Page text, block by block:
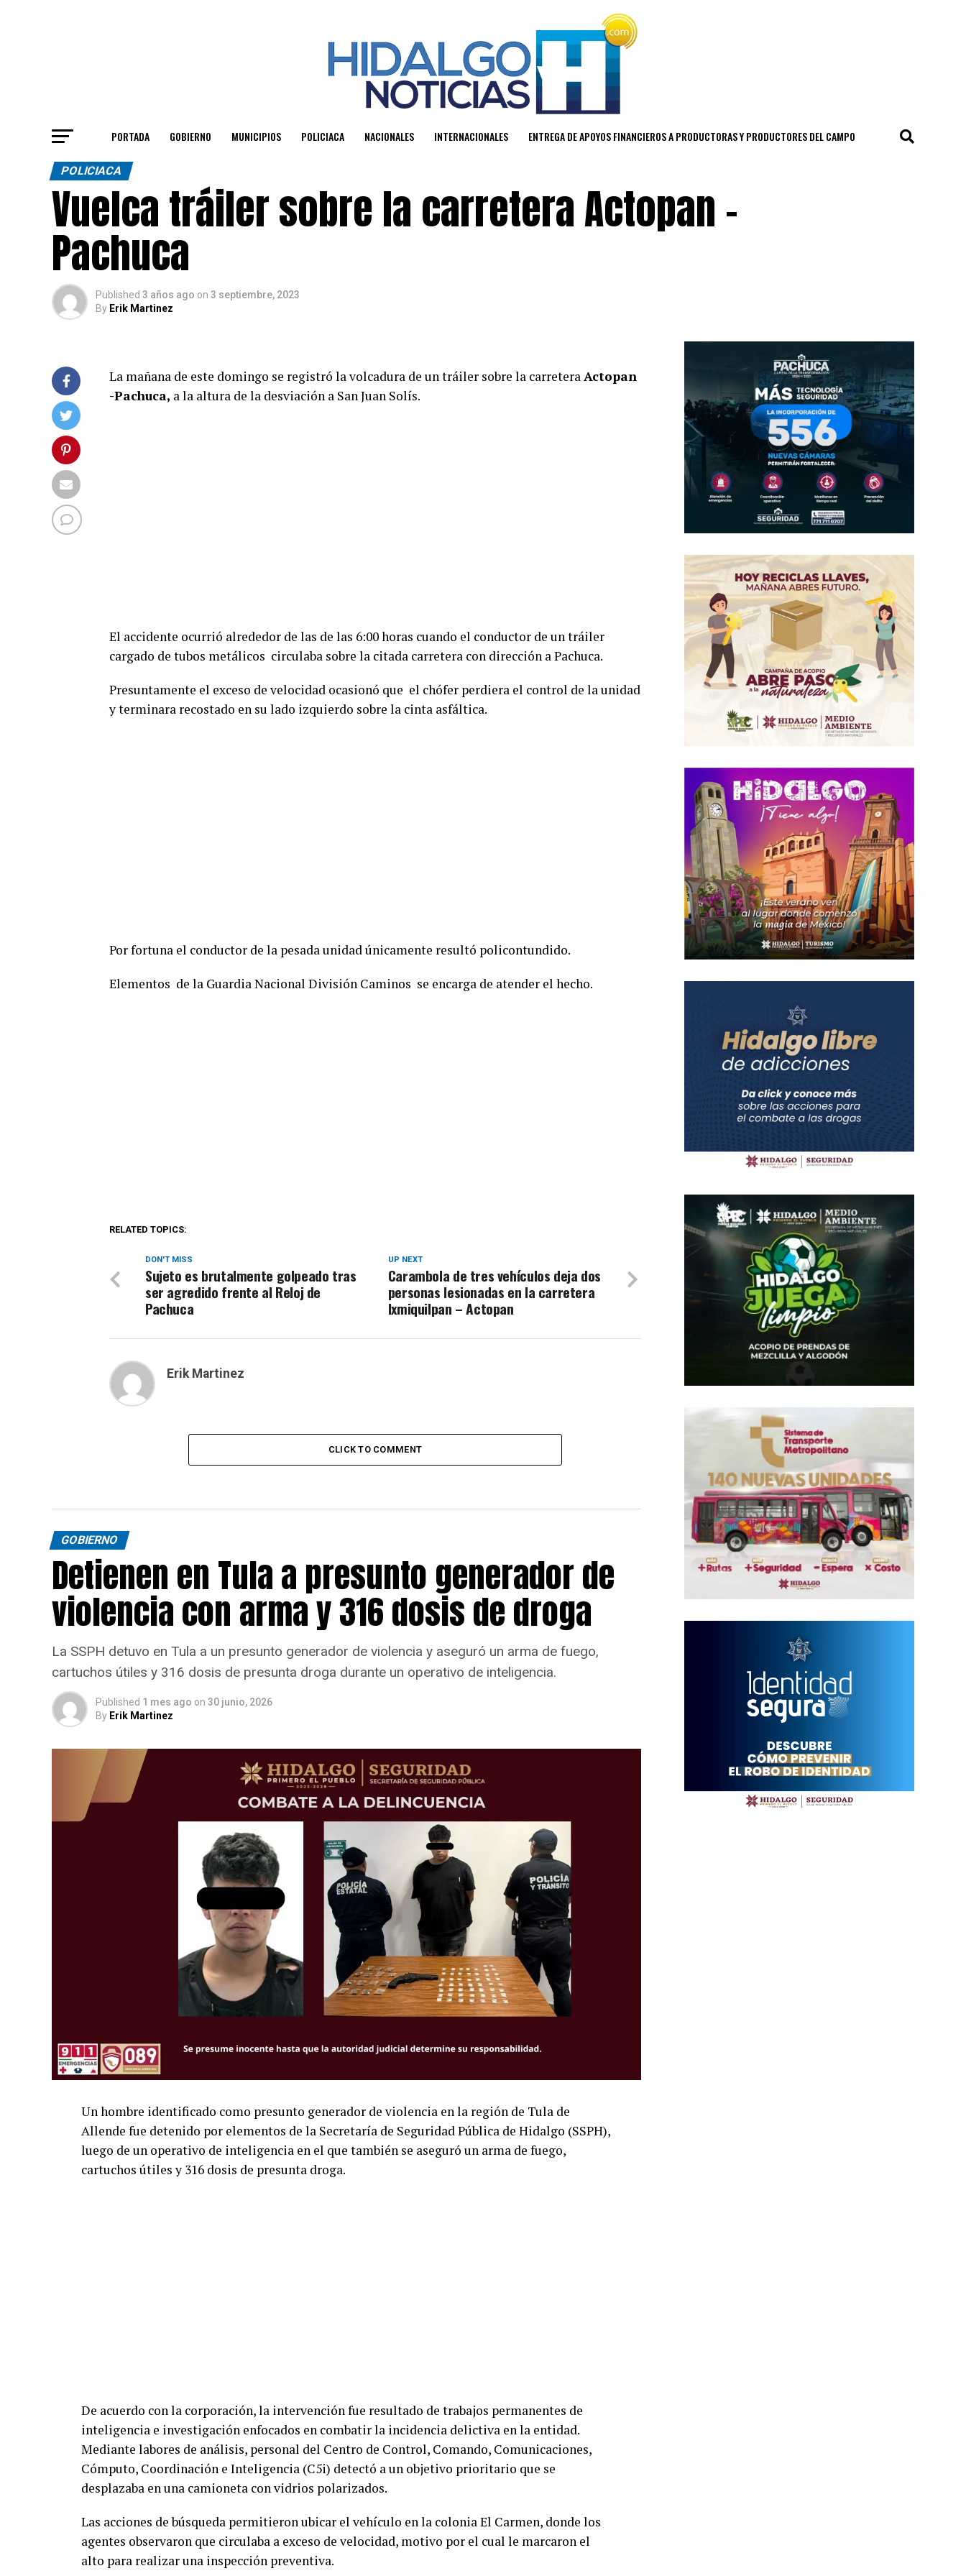
PORTADA GOBIERNO MUNICIPIOS POLICIACA NACIONALES INTERNACIONALES ENTREGA DE APOYOS FINANCIEROS A PRODUCTORAS Y PRODUCTORES DEL CAMPO
POLICIACA
Vuelca tráiler sobre la carretera Actopan –
Pachuca
Published 3 años ago on 3 septiembre, 2023
By Erik Martinez
La mañana de este domingo se registró la volcadura de un tráiler sobre la carreteraActopan
-Pachuca, a la altura de la desviación a San Juan Solís.
El accidente ocurrió alrededor de las de las 6:00 horas cuando el conductor de un tráiler
cargado de tubos metálicos circulaba sobre la citada carretera con dirección a Pachuca.
Presuntamente el exceso de velocidad ocasionó que el chófer perdiera el control de la unidad
y terminara recostado en su lado izquierdo sobre la cinta asfáltica.
Por fortuna el conductor de la pesada unidad únicamente resultó policontundido.
Elementos de la Guardia Nacional División Caminos se encarga de atender el hecho.
RELATED TOPICS:
UP NEXT
Carambola de tres vehículos deja dos
personas lesionadas en la carretera
Ixmiquilpan – Actopan
DON'T MISS
Sujeto es brutalmente golpeado tras
ser agredido frente al Reloj de
Pachuca
Erik Martinez
CLICK TO COMMENT
GOBIERNO
Detienen en Tula a presunto generador de
violencia con arma y 316 dosis de droga
La SSPH detuvo en Tula a un presunto generador de violencia y aseguró un arma de fuego,
cartuchos útiles y 316 dosis de presunta droga durante un operativo de inteligencia.
Published 1 mes ago on 30 junio, 2026
By Erik Martinez
Un hombre identificado como presunto generador de violencia en la región de Tula de
Allende fue detenido por elementos de la Secretaría de Seguridad Pública de Hidalgo (SSPH),
luego de un operativo de inteligencia en el que también se aseguró un arma de fuego,
cartuchos útiles y 316 dosis de presunta droga.
De acuerdo con la corporación, la intervención fue resultado de trabajos permanentes de
inteligencia e investigación enfocados en combatir la incidencia delictiva en la entidad.
Mediante labores de análisis, personal del Centro de Control, Comando, Comunicaciones,
Cómputo, Coordinación e Inteligencia (C5i) detectó a un objetivo prioritario que se
desplazaba en una camioneta con vidrios polarizados.
Las acciones de búsqueda permitieron ubicar el vehículo en la colonia El Carmen, donde los
agentes observaron que circulaba a exceso de velocidad, motivo por el cual le marcaron el
alto para realizar una inspección preventiva.